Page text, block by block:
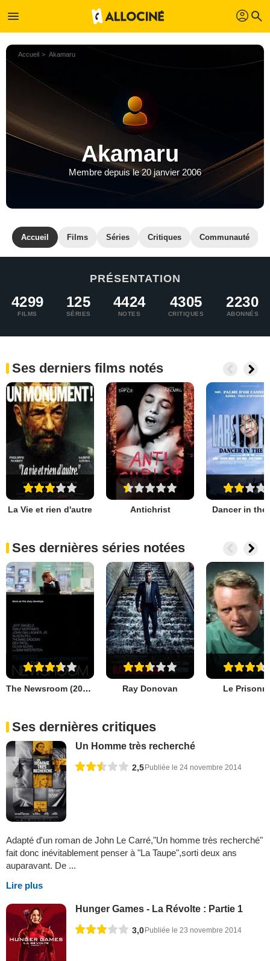
menu profil search
Accueil Akamaru
Akamaru
Membre depuis le 20 janvier 2006
Accueil Films Séries Critiques Communauté
PRÉSENTATION
4299
FILMS
125
SÉRIES
4424
NOTES
4305
CRITIQUES
2230
ABONNÉS
Ses derniers films notés
La Vie et rien d'autre Antichrist Dancer in the
Ses dernières séries notées
The Newsroom (2012) Ray Donovan Le
Ses dernières critiques
Un Homme très recherché
2,5 Publiée le 24 novembre 2014
Adapté d'un roman de John Le Carré,"Un homme très recherché"
fait donc inévitablement penser à "La Taupe",sorti deux ans
auparavant. De ...
Lire plus
Hunger Games - La Révolte : Partie 1
3,0Publiée le 23 novembre 2014